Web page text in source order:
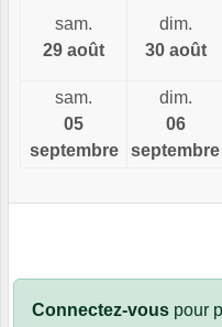
sam.
29 août
dim.
30 août
sam.
05
septembre
dim.
06
septembre
Connectez-vous pour